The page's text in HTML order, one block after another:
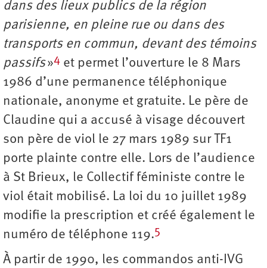
dans des lieux publics de la région
parisienne, en pleine rue ou dans des
transports en commun, devant des témoins
passifs»4 et permet l’ouverture le 8 Mars
1986 d’une permanence téléphonique
nationale, anonyme et gratuite. Le père de
Claudine qui a accusé à visage découvert
son père de viol le 27 mars 1989 sur TF1
porte plainte contre elle. Lors de l’audience
à St Brieux, le Collectif féministe contre le
viol était mobilisé. La loi du 10 juillet 1989
modifie la prescription et créé également le
numéro de téléphone 119.5
À partir de 1990, les commandos anti-IVG